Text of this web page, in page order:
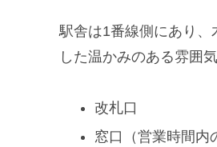
駅舎は1番線側にあり
した温かみのある雰囲
改札口
窓口（営業時間内